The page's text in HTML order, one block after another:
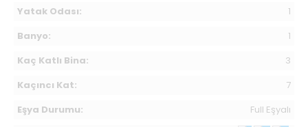
Yatak Odası:
1
Banyo:
1
Kaç Katlı Bina:
3
Kaçıncı Kat:
7
Eşya Durumu:
Full Eşyalı